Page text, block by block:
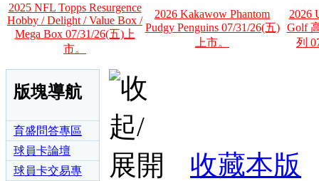
2025 NFL Topps Resurgence
Hobby / Delight / Value Box /
Mega Box 07/31/26(五)上
市。
2026 Kakawow Phantom
Pudgy Penguins 07/31/26(五)
上市。
2026
Golf
列
版塊導航
育盛問答專區
球員卡論壇
球員卡交易專
收藏本版